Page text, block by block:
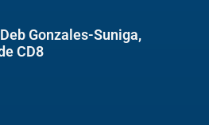
Gonzales-Suniga,
CD8